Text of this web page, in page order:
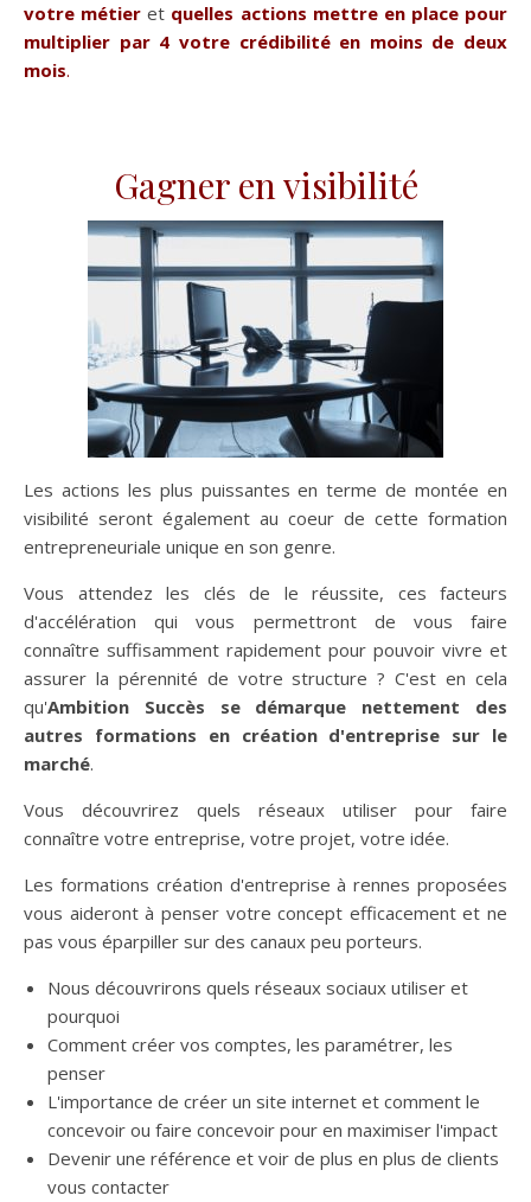
votre métier et quelles actions mettre en place pour
multiplier par 4 votre crédibilité en moins de deux
mois.
Gagner en visibilité
Les actions les plus puissantes en terme de montée en
visibilité seront également au coeur de cette formation
entrepreneuriale unique en son genre.
Vous attendez les clés de le réussite, ces facteurs
d'accélération qui vous permettront de vous faire
connaître suffisamment rapidement pour pouvoir vivre et
assurer la pérennité de votre structure ? C'est en cela
qu'Ambition Succès se démarque nettement des
autres formations en création d'entreprise sur le
marché.
Vous découvrirez quels réseaux utiliser pour faire
connaître votre entreprise, votre projet, votre idée.
Les formations création d'entreprise à rennes proposées
vous aideront à penser votre concept efficacement et ne
pas vous éparpiller sur des canaux peu porteurs.
Nous découvrirons quels réseaux sociaux utiliser et
pourquoi
Comment créer vos comptes, les paramétrer, les
penser
L'importance de créer un site internet et comment le
concevoir ou faire concevoir pour en maximiser l'impact
Devenir une référence et voir de plus en plus de clients
vous contacter